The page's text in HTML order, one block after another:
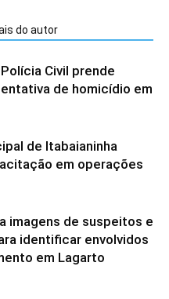
do autor
Civil prende
de homicídio em
de Itabaianinha
em operações
imagens de suspeitos e
identificar envolvidos
em Lagarto